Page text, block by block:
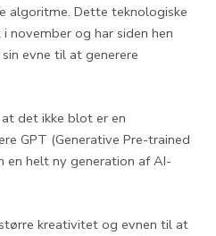
algoritme. Dette teknologiske
november og har siden hen
evne til at generere
det ikke blot er en
GPT (Generative Pre-trained
en helt ny generation af AI-
kreativitet og evnen til at